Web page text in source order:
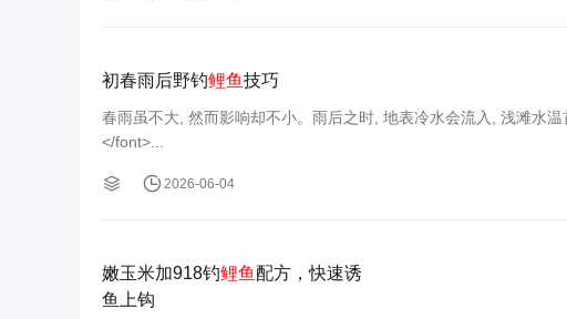
初春雨后野钓鲤鱼技巧
春雨虽不大, 然而影响却不小。雨后之时, 地表冷水会流入, 浅滩水
</font>...
2026-06-04
嫩玉米加918钓鲤鱼配方，快速诱
鱼上钩